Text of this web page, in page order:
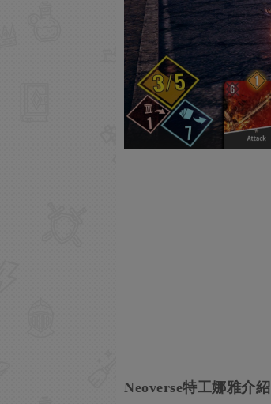
Neoverse特工娜雅介紹